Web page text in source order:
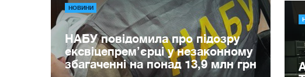
НОВИНИ
НАБУ повідомила про підозру
ексвіцепрем’єрці у незаконному
збагаченні на понад 13,9 млн грн